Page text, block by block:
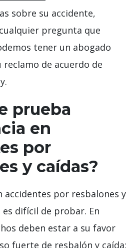
sobre su accidente,
pregunta que
tener un abogado
de acuerdo de
prueba
en
por
y caídas?
accidentes por resbalones y
es difícil de probar. En
deben estar a su favor
fuerte de resbalón y caída: